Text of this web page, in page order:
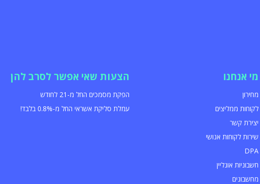
מי אנחנו
מחירון
לקוחות ממליצים
יצירת קשר
שירות לקוחות אנושי
DPA
חשבוניות אונליין
מחשבונים
הצעות שאי אפשר לסרב להן
הפקת מסמכים החל מ-21 לחודש
עמלת סליקת אשראי החל מ-0.8% בלבד!